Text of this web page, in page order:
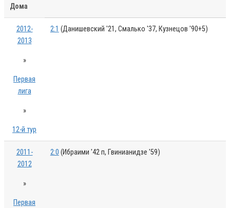
Дома
2012-
2013
»
Первая
лига
»
12-й тур
2:1 (Данишевский '21, Смалько '37, Кузнецов '90+5)
2011-
2012
»
Первая
2:0 (Ибраими '42 п, Гвинианидзе '59)